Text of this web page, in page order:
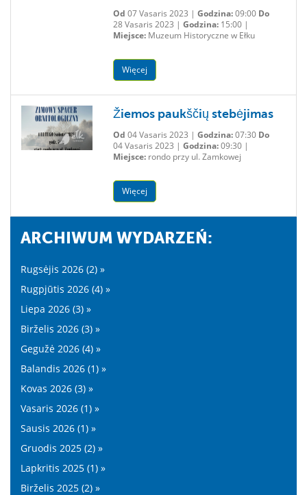
Od 07 Vasaris 2023 | Godzina:09:00 Do
28 Vasaris 2023 | Godzina:15:00 |
Miejsce:Muzeum Historyczne w Ełku
Więcej
Žiemos paukščių stebėjimas
Od 04 Vasaris 2023 | Godzina:07:30 Do
04 Vasaris 2023 | Godzina:09:30 |
Miejsce:rondo przy ul. Zamkowej
Więcej
ARCHIWUM WYDARZEŃ:
Rugsėjis 2026 (2) »
Rugpjūtis 2026 (4) »
Liepa 2026 (3) »
Birželis 2026 (3) »
Gegužė 2026 (4) »
Balandis 2026 (1) »
Kovas 2026 (3) »
Vasaris 2026 (1) »
Sausis 2026 (1) »
Gruodis 2025 (2) »
Lapkritis 2025 (1) »
Birželis 2025 (2) »